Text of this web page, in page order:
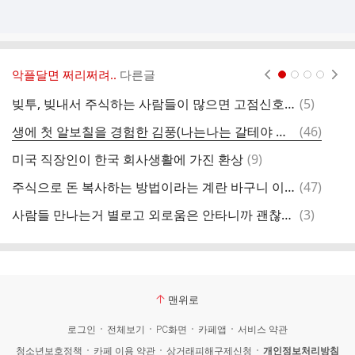
악플달면 쩌리쩌려.. 다른글
빚투, 빚내서 주식하는 사람들이 많으면 고점신호라고 하는 이유 주린이들한테 쉽게 설명해줄게 댓
(5)
생에 첫 알보칠을 경험한 김풍(나는나는 갈테야 그 약 맞음)
댓
글
(46)
미국 직장인이 한국 회사생활에 가진 환상 댓
(9)
주식으로 돈 복사하는 방법이라는 계란 바구니 이론.jpg 댓
(47)
사람들 만나는거 별로고 외로움은 안타니까 괜찮지않나.?사람만나면 피곤하고 기빨려...근데 빵빵이같은 주류는 너무 싫은데ㅋ이런여시들은 댓
(3)
맨위로
로그인 전체보기 PC화면 카페앱
서비스 약관
청소년보호정책
카페 이용 약관 상거래피해구제신청 개인정보처리방침